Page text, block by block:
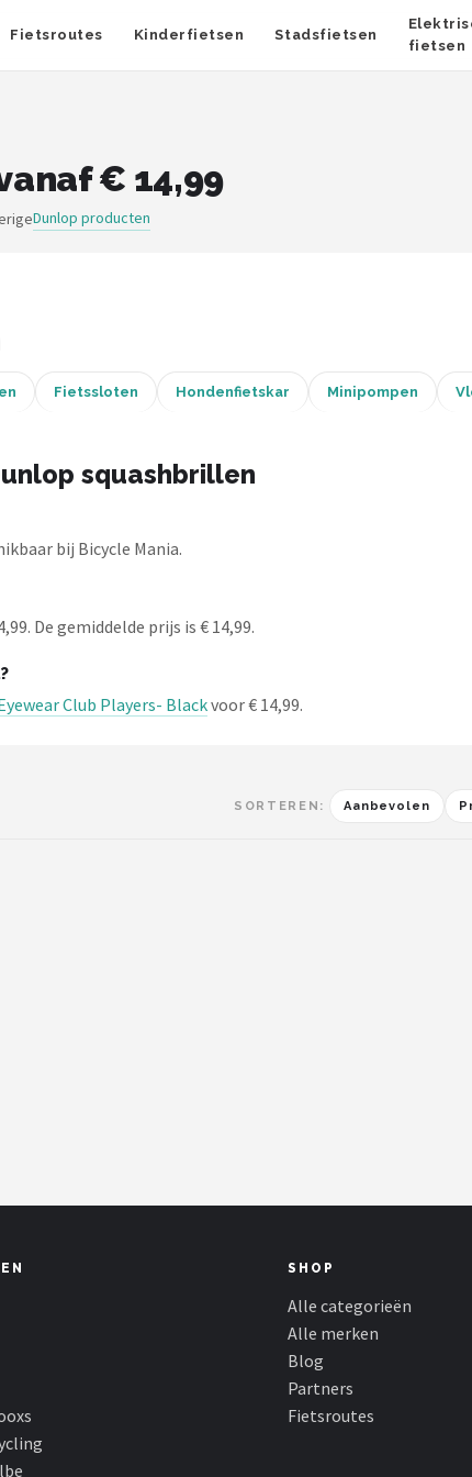
Fietsroutes Kinderfietsen Stadsfietsen
fietsen
€ 14,99
Dunlop producten
Fietssloten Hondenfietskar Minipompen
squashbrillen
bij Bicycle Mania.
De gemiddelde prijs is € 14,99.
Club Players- Blackvoor € 14,99.
SORTEREN: Aanbevolen
SHOP
Alle categorieën
Alle merken
Blog
Partners
Fietsroutes